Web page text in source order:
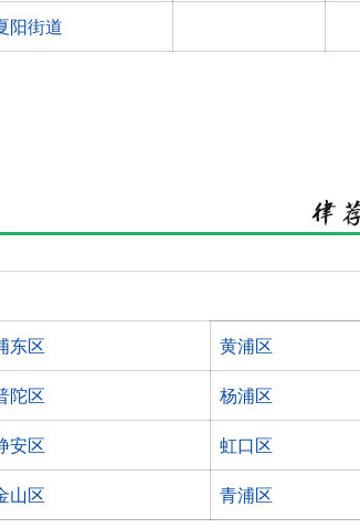
阳街道
东区 黄浦区
陀区 杨浦区
安区 虹口区
山区 青浦区